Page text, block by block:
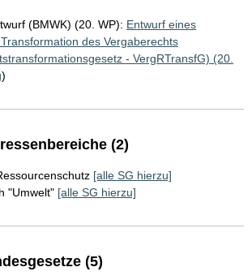
(BMWK) (20. WP): Entwurf eines
des Vergaberechts
- VergRTransfG) (20.
)
(2)
[alle SG hierzu]
"Umwelt" [alle SG hierzu]
(5)